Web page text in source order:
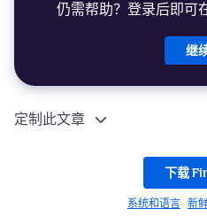
仍需帮助？登录后即可
继
定制此文章
下载
系统和语言 新